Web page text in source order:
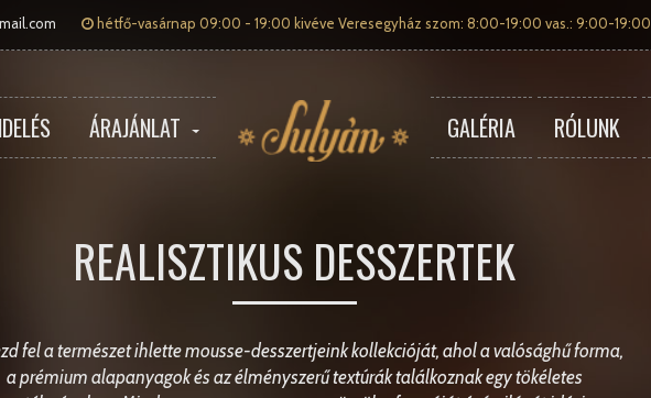
hétfő-vasárnap 09:00 - 19:00 kivéve Veresegyház szom: 8:00-19:00 vas.: 9:00-19:00
ÁRAJÁNLAT GALÉRIA RÓLUNK
REALISZTIKUS DESSZERTEK
fel a természet ihlette mousse-desszertjeink kollekcióját, ahol a valósághű forma,
a prémium alapanyagok és az élményszerű textúrák találkoznak egy tökéletes